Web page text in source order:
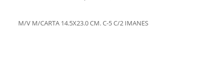
M/V M/CARTA 14.5X23.0 CM. C-5 C/2 IMANES